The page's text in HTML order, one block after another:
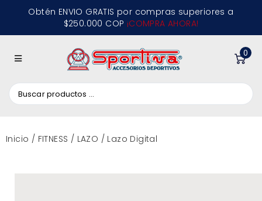
Obtén ENVIO GRATIS por compras superiores a
$250.000 COP ¡COMPRA AHORA!
0
Inicio / FITNESS / LAZO / Lazo Digital